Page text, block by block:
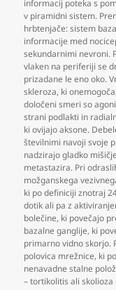
informacij poteka s
v piramidni sistem.
hrbtenjače: sistem
informacije med
sekundarnimi nevroni.
vlaken na periferiji se
prizadane le eno oko.
skleroza, ki onemogoča
določeni smeri so
strani podlakti in
ki ovijajo aksone.
številnimi navoji svoje
nadzirajo gladko mišičje
metastazira. Pri
možganskega
ki po definiciji znotraj
dotik ali pa z
bolečine, ki povečajo
bazalne ganglije, ki
primarno vidno skorjo.
polovica mrežnice, ki
nenavadne stalne
– tortikolitis ali